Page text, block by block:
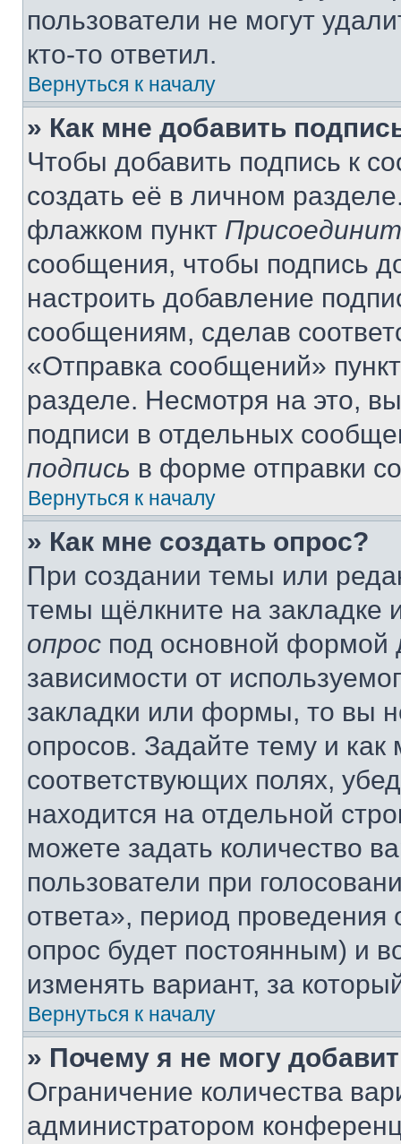
пользователи не могут
кто-то ответил.
Вернуться к началу
» Как мне добавить
Чтобы добавить подпись к
создать её в личном
флажком пункт
сообщения, чтобы подпись
настроить добавление
сообщениям, сделав
«Отправка сообщений»
разделе. Несмотря на это,
подписи в отдельных
подпись в форме отправки
Вернуться к началу
» Как мне создать опрос?
При создании темы или
темы щёлкните на
опрос под основной формой
зависимости от
закладки или формы, то вы
опросов. Задайте тему и
соответствующих полях,
находится на отдельной
можете задать количество
пользователи при
ответа», период проведения
опрос будет постоянным) и
изменять вариант, за
Вернуться к началу
» Почему я не могу
Ограничение количества
администратором